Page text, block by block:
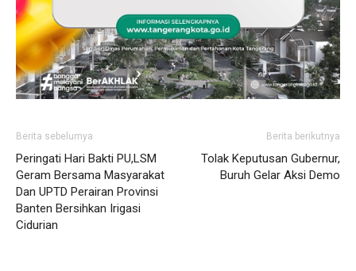
Berita sebelumya
Peringati Hari Bakti PU,LSM
Geram Bersama Masyarakat
Dan UPTD Perairan Provinsi
Banten Bersihkan Irigasi
Cidurian
Berita berikutnya
Tolak Keputusan Gubernur,
Buruh Gelar Aksi Demo